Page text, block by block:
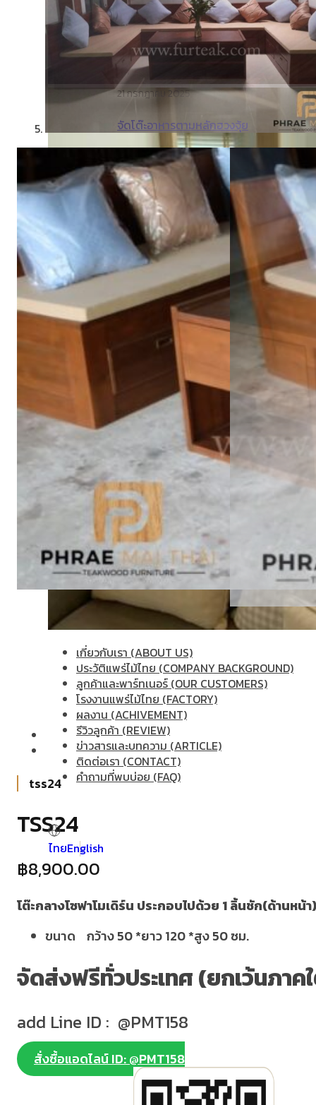
21 กรกฎาคม 2025
จัดโต๊ะอาหารตามหลักฮวงจุ้ย
อ่านต่อ
เกี่ยวกับเรา (ABOUT US)
ประวัติแพร่ไม้ไทย (COMPANY BACKGROUND)
ลูกค้าและพาร์ทเนอร์ (OUR CUSTOMERS)
โรงงานแพร่ไม้ไทย (FACTORY)
ผลงาน (ACHIVEMENT)
รีวิวลูกค้า (REVIEW)
ข่าวสารและบทความ (ARTICLE)
ติดต่อเรา (CONTACT)
คำถามที่พบบ่อย (FAQ)
English
ไทย
tss24
TSS24
฿8,900.00
โต๊ะกลางโซฟาโมเดิร์น ประกอบไปด้วย 1 ลิ้นชัก(ด้านห
ขนาด กว้าง 50 *ยาว 120 *สูง 50 ซม.
จัดส่งฟรีทั่วประเทศ (ยกเว้นภาค
add Line ID : @PMT158
สั่งซื้อแอดไลน์ ID: @PMT158